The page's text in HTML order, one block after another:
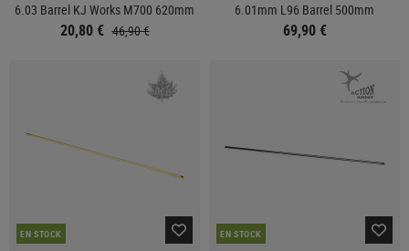
6.03 Barrel KJ Works M700 620mm
20,80 € 46,90 €
6.01mm L96 Barrel 500mm
69,90 €
EN STOCK EN STOCK